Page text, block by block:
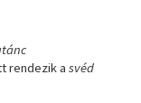
rendezik asvéd